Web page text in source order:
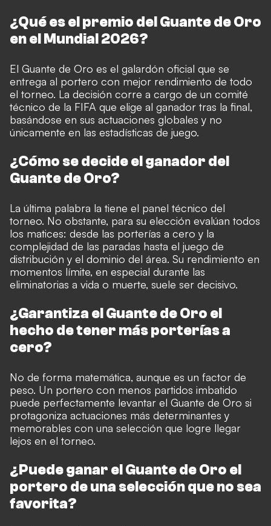
¿Qué es el premio del Guante de Oro
en el Mundial 2026?
El Guante de Oro es el galardón oficial que se
entrega al portero con mejor rendimiento de todo
el torneo. La decisión corre a cargo de un comité
técnico de la FIFA que elige al ganador tras la final,
basándose en sus actuaciones globales y no
únicamente en las estadísticas de juego.
¿Cómo se decide el ganador del
Guante de Oro?
La última palabra la tiene el panel técnico del
torneo. No obstante, para su elección evalúan todos
los matices: desde las porterías a cero y la
complejidad de las paradas hasta el juego de
distribución y el dominio del área. Su rendimiento en
momentos límite, en especial durante las
eliminatorias a vida o muerte, suele ser decisivo.
¿Garantiza el Guante de Oro el
hecho de tener más porterías a
cero?
No de forma matemática, aunque es un factor de
peso. Un portero con menos partidos imbatido
puede perfectamente levantar el Guante de Oro si
protagoniza actuaciones más determinantes y
memorables con una selección que logre llegar
lejos en el torneo.
¿Puede ganar el Guante de Oro el
portero de una selección que no sea
favorita?